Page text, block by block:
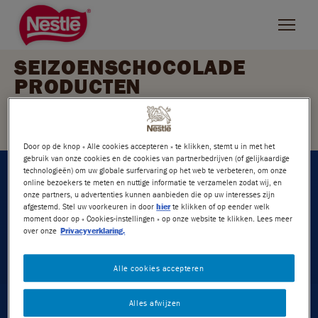
main
content
NESTLÉ MERKEN
L'Atelier
Bros
KitKat
Rolo
Smarties
Lion
ZOEKEN
SEIZOENSCHOCOLADE
PRODUCTEN
SMARTIES Melkchocolade
SMARTIES Melkchocolade
Door op de knop « Alle cookies accepteren » te klikken, stemt u in met het
gebruik van onze cookies en de cookies van partnerbedrijven (of gelijkaardige
technologieën) om uw globale surfervaring op het web te verbeteren, om onze
online bezoekers te meten en nuttige informatie te verzamelen zodat wij, en
onze partners, u advertenties kunnen aanbieden die op uw interesses zijn
afgestemd. Stel uw voorkeuren in doorhier te klikken of op eender welk
moment door op « Cookies-instellingen » op onze website te klikken. Lees meer
over onze Privacyverklaring.
Alles afwijzen
Alle cookies accepteren